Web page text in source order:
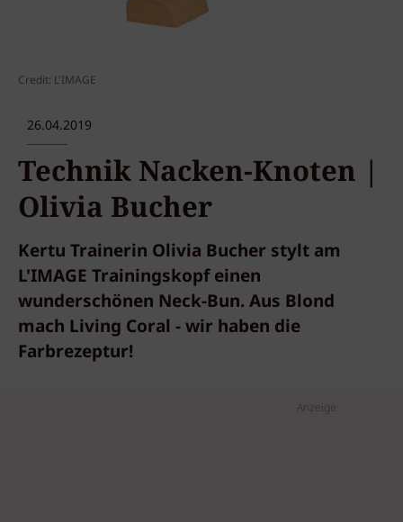
Credit: L'IMAGE
26.04.2019
Technik Nacken-Knoten |
Olivia Bucher
Kertu Trainerin Olivia Bucher stylt am
L'IMAGE Trainingskopf einen
wunderschönen Neck-Bun. Aus Blond
mach Living Coral - wir haben die
Farbrezeptur!
Anzeige